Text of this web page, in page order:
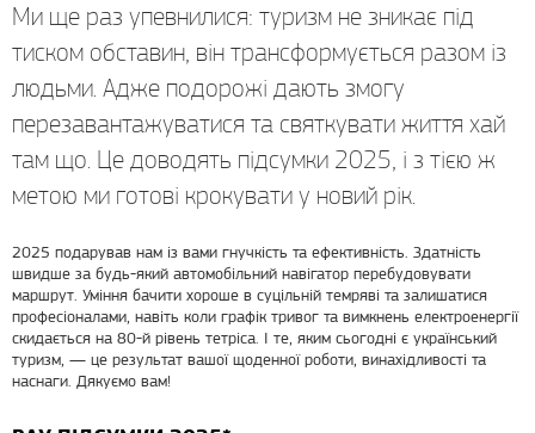
Ми ще раз упевнилися: туризм не зникає під
тиском обставин, він трансформується разом із
людьми. Адже подорожі дають змогу
перезавантажуватися та святкувати життя хай
там що. Це доводять підсумки 2025, і з тією ж
метою ми готові крокувати у новий рік.
2025 подарував нам із вами гнучкість та ефективність. Здатність
швидше за будь-який автомобільний навігатор перебудовувати
маршрут. Уміння бачити хороше в суцільній темряві та залишатися
професіоналами, навіть коли графік тривог та вимкнень електроенергії
скидається на 80-й рівень тетріса. І те, яким сьогодні є український
туризм, — це результат вашої щоденної роботи, винахідливості та
наснаги. Дякуємо вам!